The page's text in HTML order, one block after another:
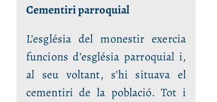
Cementiri parroquial
L’església del monestir exercia
funcions d’església parroquial i,
al seu voltant, s’hi situava el
cementiri de la població. Tot i